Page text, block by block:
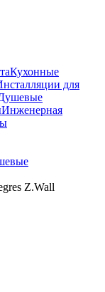
Кухонные
для
Инженерная
Z.Wall